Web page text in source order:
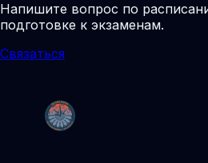
Напишите вопрос по
подготовке к экзаменам.
Связаться